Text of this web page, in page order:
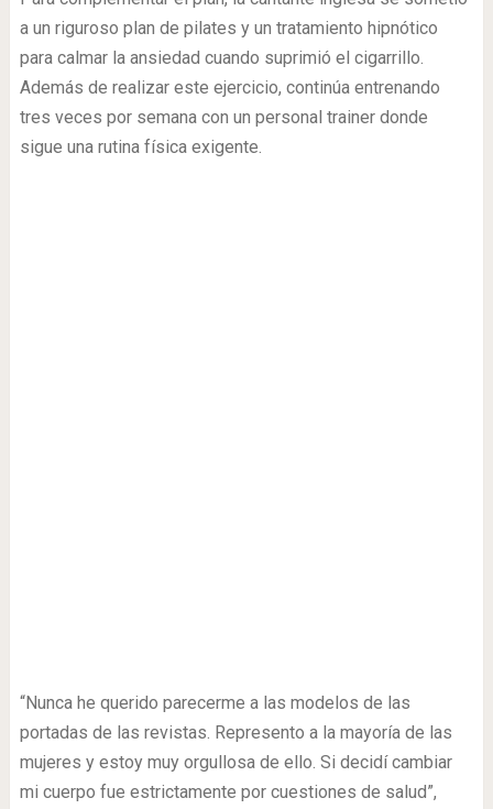
a un riguroso plan de pilates y un tratamiento hipnótico
para calmar la ansiedad cuando suprimió el cigarrillo.
Además de realizar este ejercicio, continúa entrenando
tres veces por semana con un personal trainer donde
sigue una rutina física exigente.
“Nunca he querido parecerme a las modelos de las
portadas de las revistas. Represento a la mayoría de las
mujeres y estoy muy orgullosa de ello. Si decidí cambiar
mi cuerpo fue estrictamente por cuestiones de salud”,